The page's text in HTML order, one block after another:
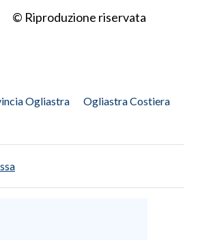
© Riproduzione riservata
Ogliastra
Ogliastra Costiera